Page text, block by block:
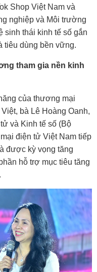
Shop Việt Nam và
nghiệp và Môi trường
sinh thái kinh tế số gắn
tiêu dùng bền vững.
tham gia nền kinh
của thương mại
bà Lê Hoàng Oanh,
và Kinh tế số (Bộ
điện tử Việt Nam tiếp
được kỳ vọng tăng
hỗ trợ mục tiêu tăng